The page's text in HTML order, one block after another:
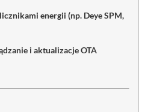
energii (np. Deye SPM,
i aktualizacje OTA